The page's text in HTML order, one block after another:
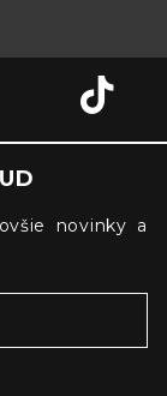
novinky a